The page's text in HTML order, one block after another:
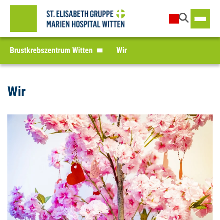
Brustkrebszentrum Witten Wir
Wir